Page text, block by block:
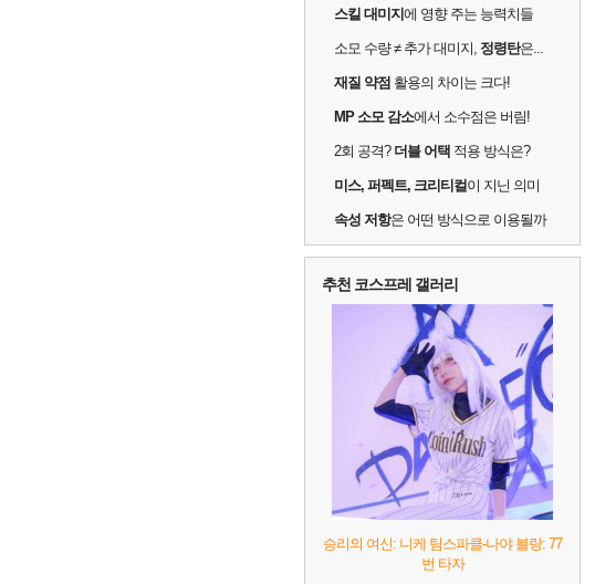
스킬 대미지 에 영향 주는 능력치들
소모 수량 ≠ 추가 대미지, 정령탄은...
재질 약점 활용의 차이는 크다!
MP 소모 감소에서 소수점은 버림!
2회 공격? 더블 어택 적용 방식은?
미스, 퍼펙트, 크리티컬이 지닌 의미
속성 저항은 어떤 방식으로 이용될까
추천 코스프레 갤러리
승리의 여신: 니케 팀스파클-나야 블랑: 77
번 타자